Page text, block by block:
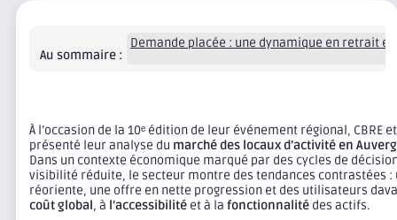
Au sommaire :
Demande placée : une dynamique en retrait
À l’occasion de la 10ᵉ édition de leur événement régional, CBRE et
présenté leur analyse du marché des locaux d’activité en
Dans un contexte économique marqué par des cycles de
visibilité réduite, le secteur montre des tendances contrastées :
réoriente, une offre en nette progression et des utilisateurs
coût global, à l’accessibilité et à la fonctionnalité des actifs.